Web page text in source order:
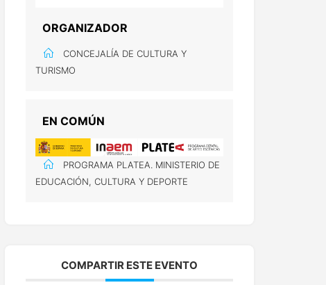
ORGANIZADOR
CONCEJALÍA DE CULTURA Y
TURISMO
EN COMÚN
PROGRAMA PLATEA. MINISTERIO DE
EDUCACIÓN, CULTURA Y DEPORTE
COMPARTIR ESTE EVENTO